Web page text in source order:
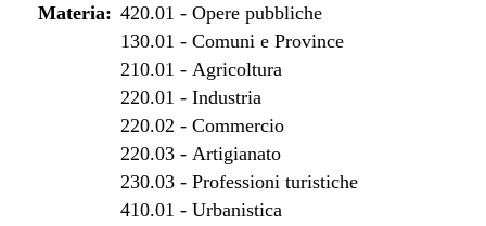
Materia: 420.01 - Opere pubbliche
130.01 - Comuni e Province
210.01 - Agricoltura
220.01 - Industria
220.02 - Commercio
220.03- Artigianato
230.03- Professioni turistiche
410.01 - Urbanistica